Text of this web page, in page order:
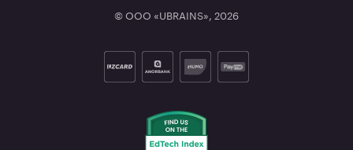
© ООО «UBRAINS», 2026